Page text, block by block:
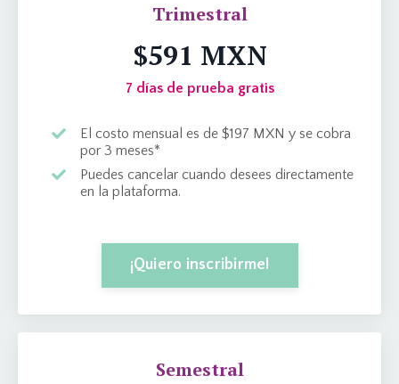
Trimestral
$591 MXN
7 días de prueba gratis
El costo mensual es de $197 MXN y se cobra
por 3 meses*
Puedes cancelar cuando desees directamente
en la plataforma.
¡Quiero inscribirme!
Semestral